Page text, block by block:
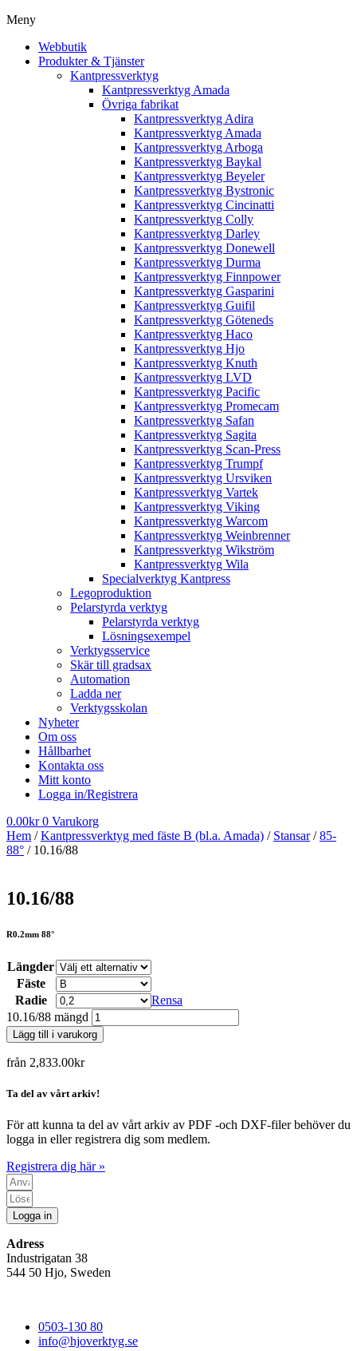
Meny
Webbutik
Produkter & Tjänster
Kantpressverktyg
Kantpressverktyg Amada
Övriga fabrikat
Kantpressverktyg Adira
Kantpressverktyg Amada
Kantpressverktyg Arboga
Kantpressverktyg Baykal
Kantpressverktyg Beyeler
Kantpressverktyg Bystronic
Kantpressverktyg Cincinatti
Kantpressverktyg Colly
Kantpressverktyg Darley
Kantpressverktyg Donewell
Kantpressverktyg Durma
Kantpressverktyg Finnpower
Kantpressverktyg Gasparini
Kantpressverktyg Guifil
Kantpressverktyg Göteneds
Kantpressverktyg Haco
Kantpressverktyg Hjo
Kantpressverktyg Knuth
Kantpressverktyg LVD
Kantpressverktyg Pacific
Kantpressverktyg Promecam
Kantpressverktyg Safan
Kantpressverktyg Sagita
Kantpressverktyg Scan-Press
Kantpressverktyg Trumpf
Kantpressverktyg Ursviken
Kantpressverktyg Vartek
Kantpressverktyg Viking
Kantpressverktyg Warcom
Kantpressverktyg Weinbrenner
Kantpressverktyg Wikström
Kantpressverktyg Wila
Specialverktyg Kantpress
Legoproduktion
Pelarstyrda verktyg
Pelarstyrda verktyg
Lösningsexempel
Verktygsservice
Skär till gradsax
Automation
Ladda ner
Verktygsskolan
Nyheter
Om oss
Hållbarhet
Kontakta oss
Mitt konto
Logga in/Registrera
0.00kr 0 Varukorg
Hem /Kantpressverktyg med fäste B (bl.a. Amada) / Stansar/85-
88° / 10.16/88
10.16/88
R0.2mm 88°
Längder
Fäste
Radie
Rensa
10.16/88 mängd
Lägg till i varukorg
från 2,833.00kr
Ta del av vårt arkiv!
För att kunna ta del av vårt arkiv av PDF -och DXF-filer behöver du
logga in eller registrera dig som medlem.
Registrera dig här »
Logga in
Adress
Industrigatan 38
544 50 Hjo, Sweden
0503-130 80
info@hjoverktyg.se